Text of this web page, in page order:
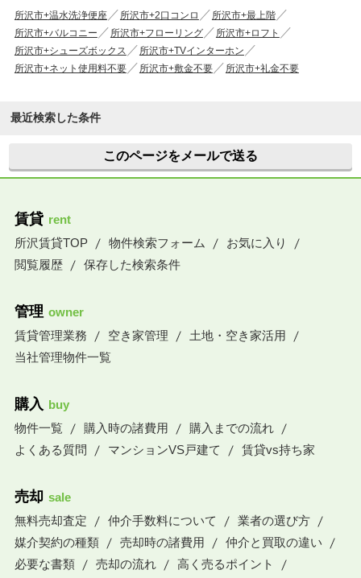
所沢市+温水洗浄便座 所沢市+2口コンロ
所沢市+最上階
所沢市+バルコニー
所沢市+フローリング
所沢市+ロフト
所沢市+シューズボックス
所沢市+TVインターホン
所沢市+ネット使用料不要
所沢市+敷金不要 所沢市+礼金不要
最近検索した条件
このページをメールで送る
賃貸 rent
所沢賃貸TOP
物件検索フォーム
お気に入り
閲覧履歴
保存した検索条件
管理 owner
賃貸管理業務
空き家管理
土地・空き家活用
当社管理物件一覧
購入 buy
物件一覧
購入時の諸費用
購入までの流れ
よくある質問
マンションVS戸建て 賃貸vs持ち家
売却 sale
無料売却査定
仲介手数料について
業者の選び方
媒介契約の種類
売却時の諸費用
仲介と買取の違い
必要な書類
売却の流れ
高く売るポイント